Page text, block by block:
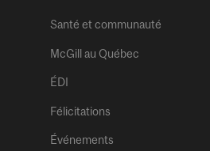
Santé et communauté
McGill au Québec
ÉDI
Félicitations
Événements